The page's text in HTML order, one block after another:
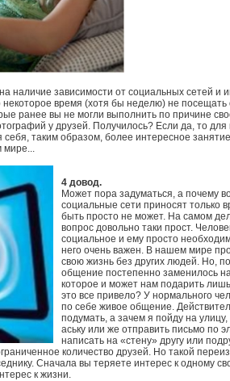
наличие зависимости от социальных сетей и
время (хотя бы неделю) не
ранее вы не могли выполнить по причине
у друзей. Получилось? Если да, то
таким образом, более интересное
мире...
4 довод.
Может пора задуматься, а почему
социальные сети приносят только
быть просто не может. На самом
вопрос довольно таки прост.
социальное и ему просто
него очень важен. В нашем мире
свою жизнь без других людей. Но,
общение постепенно заменилось
которое и может нам подарить
это все привело? У нормального
по себе живое общение.
подумать, а зачем я пойду на
аську или же отправить письмо по
написать на «стену» другу или
количество друзей. Но такой
Сначала вы теряете интерес к одному
к жизни.